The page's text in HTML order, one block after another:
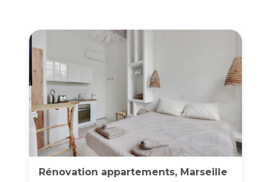
Rénovation appartements, Marseille